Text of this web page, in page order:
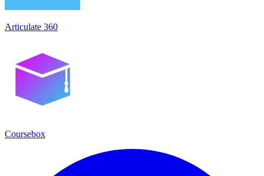
Articulate 360
Coursebox